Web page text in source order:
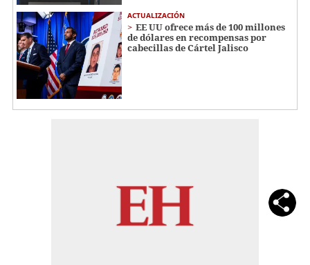
ACTUALIZACIÓN
EE UU ofrece más de 100 millones
de dólares en recompensas por
cabecillas de Cártel Jalisco